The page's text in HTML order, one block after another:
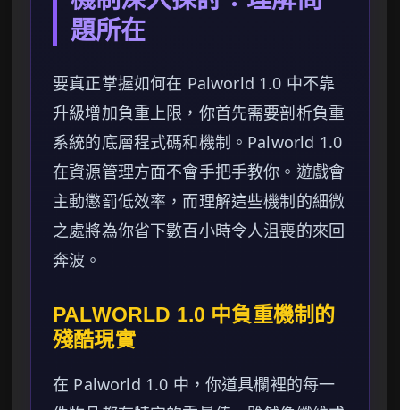
題所在
要真正掌握如何在 Palworld 1.0 中不靠
升級增加負重上限，你首先需要剖析負重
系統的底層程式碼和機制。Palworld 1.0
在資源管理方面不會手把手教你。遊戲會
主動懲罰低效率，而理解這些機制的細微
之處將為你省下數百小時令人沮喪的來回
奔波。
PALWORLD 1.0 中負重機制的
殘酷現實
在 Palworld 1.0 中，你道具欄裡的每一